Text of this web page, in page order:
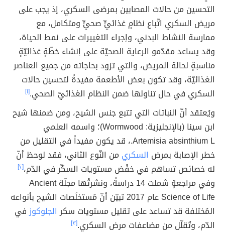
التحسين من حالات المصابين بمرضى السكري، إذ يجب على
مريض السكري اتّباع نظامٍ غذائيٍّ صحيٍّ ومتكامل، مع
ممارسة النشاط البدني، وإجراء التغييرات على نمط الحياة،
وقد يساعد مقدّمو الرعاية الصحيّة على إنشاء خطّةٍ غذائيّةٍ
مناسبةٍ لحالة المريض، والتي تزود بحاجاته من جميع العناصر
الغذائيّة، وقد تكون بعض الأطعمة مفيدةً لتحسين حالات
السكري في حال تناولها ضمن النظام الغذائيّ الصحي.[١]
ويُعتقد أنّ النباتات التي تتبع جنس الشيح، ومن ضمنها شيح
ابن سينا (بالإنجليزية: Wormwood)؛ واسمه العلمي
Artemisia absinthium L.، قد يكون مفيداً في التقليل من
خطر الإصابة بمرض السكري من النّوع الثاني، فقد لوحظ أنّ
له خصائص تساهم في خفْض مستويات السكّر في الدّم،[٢]
وفي مراجعةٍ شملت 14 دراسةً، ونشرتْها مجلّة Ancient
Science of Life عام 2017 تبيّن أنّ مُستخلَصات الشيح بأنواعه
المُختلفة قد تساعد على تقليل مستويات سكرالجلوكوزفي
الدّم، وتُقلّل من مضاعفات مرض السكري.[٣]